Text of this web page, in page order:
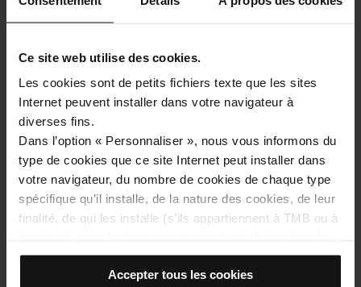
Ce site web utilise des cookies.
Les cookies sont de petits fichiers texte que les sites
Internet peuvent installer dans votre navigateur à
diverses fins.
Dans l’option « Personnaliser », nous vous informons du
type de cookies que ce site Internet peut installer dans
votre navigateur, du nombre de cookies de chaque type
spécifique qu’il installe, de la nature des cookies, de leur
finalité, de qui les installe (s’ils appartiennent à TMB ou à
navigateur. Si le tableau des cookies affiche (0), cela
signifie qu’il n’installe aucun cookie de ce type.
Accepter tous les cookies
Faites le plein d'idées pour profiter de la ville et la
découvrir en profondeur ! Nous vous offrons les
manquer les lieux incontournables de Barcelone.
Aller au blog